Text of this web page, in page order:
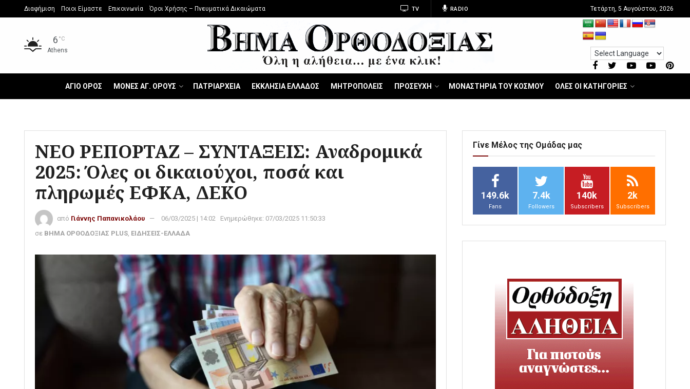
Διαφήμιση Ποιοι Είμαστε Επικοινωνία Όροι Χρήσης – Πνευματικά Δικαιώματα TV RADIO Τετάρτη, 5 Αυγούστου, 2026
6 °C
Athens
ΑΓΙΟ ΟΡΟΣ ΜΟΝΕΣ ΑΓ. ΟΡΟΥΣ ΠΑΤΡΙΑΡΧΕΙΑ ΕΚΚΛΗΣΙΑ ΕΛΛΑΔΟΣ ΜΗΤΡΟΠΟΛΕΙΣ ΠΡΟΣΕΥΧΗ ΜΟΝΑΣΤΗΡΙΑ ΤΟΥ ΚΟΣΜΟΥ ΟΛΕΣ ΟΙ ΚΑΤΗΓΟΡΙΕΣ
ΝΕΟ ΡΕΠΟΡΤΑΖ – ΣΥΝΤΑΞΕΙΣ: Αναδρομικά
2025: Όλες οι δικαιούχοι, ποσά και
πληρωμές ΕΦΚΑ, ΔΕΚΟ
από Γιάννης Παπανικολάου 06/03/2025 | 14:02 Ενημερώθηκε: 07/03/2025 11:50:33
σε ΒΗΜΑ ΟΡΘΟΔΟΞΙΑΣ PLUS, ΕΙΔΗΣΕΙΣ-ΕΛΛΑΔΑ
Γίνε Μέλος της Ομάδας μας
149.6k
Fans
7.4k
Followers
140k
Subscribers
2k
Subscribers